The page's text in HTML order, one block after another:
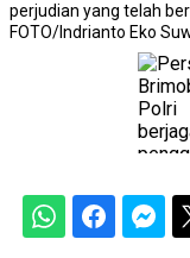
perjudian yang telah
FOTO/Indrianto Eko